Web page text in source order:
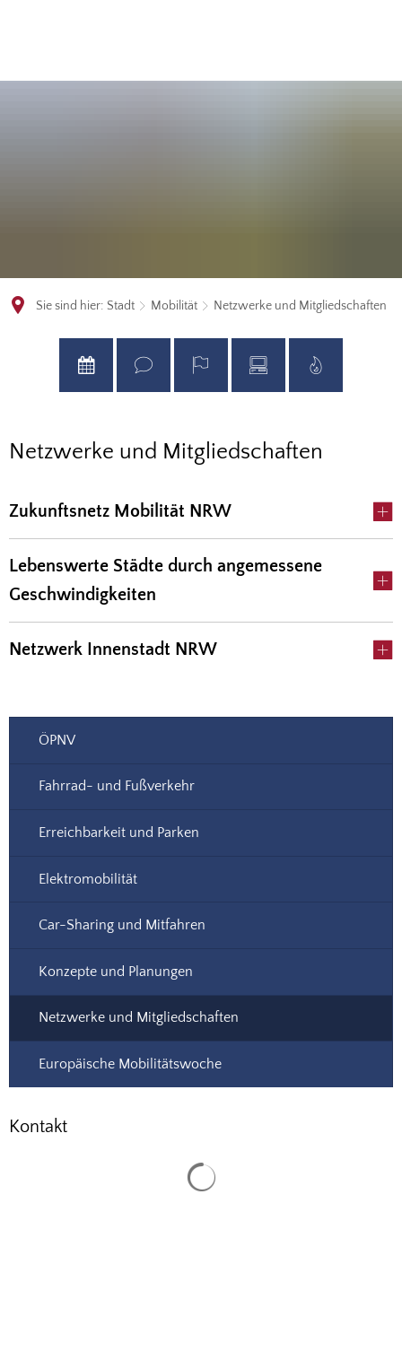
Sie sind hier: Stadt Mobilität Netzwerke und Mitgliedschaften
Netzwerke
Mitgliedschaften
Netzwerke und Mitgliedschaften
Zukunftsnetz Mobilität NRW
Lebenswerte Städte durch angemessene
Geschwindigkeiten
Netzwerk Innenstadt NRW
ÖPNV
Fahrrad- und Fußverkehr
Erreichbarkeit und Parken
Elektromobilität
Car-Sharing und Mitfahren
Konzepte und Planungen
Netzwerke und Mitgliedschaften
Europäische Mobilitätswoche
Kontakt